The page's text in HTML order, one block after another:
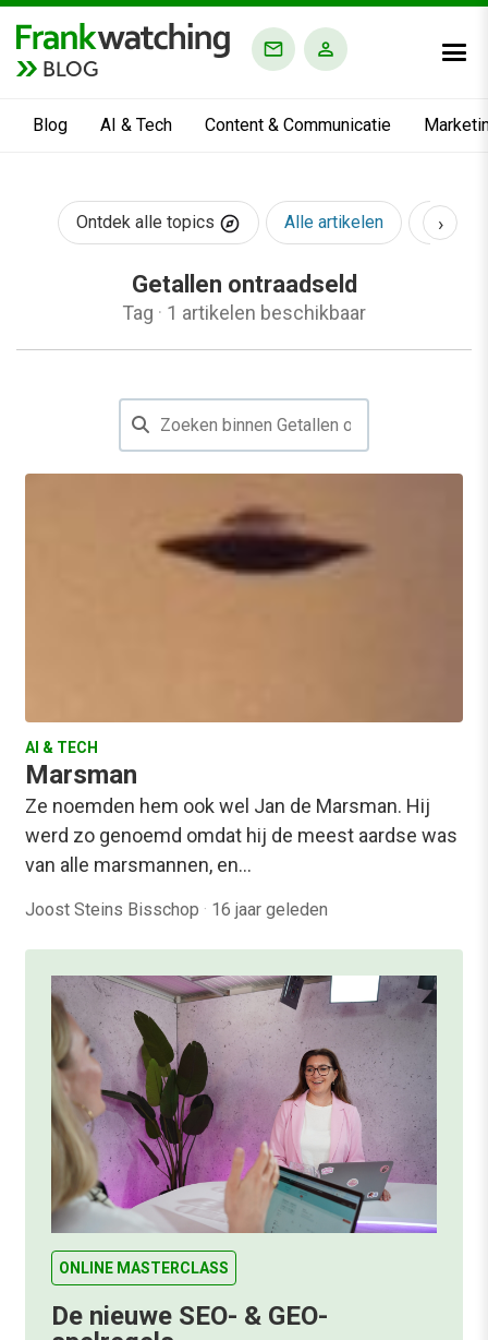
BLOG
Blog AI & Tech Content & Communicatie
Ontdek alle topics Alle artikelen AI &
›
Getallen ontraadseld
Tag · 1 artikelen beschikbaar
AI & TECH
Marsman
Ze noemden hem ook wel Jan de Marsman. Hij
werd zo genoemd omdat hij de meest aardse was
van alle marsmannen, en…
Joost Steins Bisschop · 16 jaar geleden
ONLINE MASTERCLASS
De nieuwe SEO- & GEO-